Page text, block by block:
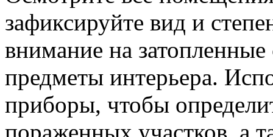
зафиксируйте вид и
внимание на
предметы интерьера.
приборы, чтобы
пораженных участков, а